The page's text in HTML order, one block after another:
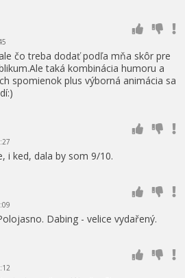
čo treba dodať podľa mňa skôr pre
taká kombinácia humoru a
spomienok plus výborná animácia sa
i ked, dala by som 9/10.
Dabing - velice vydařený.